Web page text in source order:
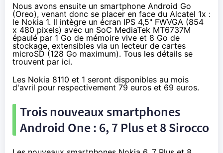
Nous avons ensuite un smartphone Android Go
(Oreo), venant donc se placer en face du Alcatel 1x :
le Nokia 1. Il intègre un écran IPS 4,5" FWVGA (854
x 480 pixels) avec un SoC MediaTek MT6737M
épaulé par 1 Go de mémoire vive et 8 Go de
stockage, extensibles via un lecteur de cartes
microSD (128 Go maximum). Tous les détails se
trouvent par ici.
Les Nokia 8110 et 1 seront disponibles au mois
d'avril pour respectivement 79 euros et 69 euros.
Trois nouveaux smartphones
Android One: 6, 7 Plus et 8 Sirocco